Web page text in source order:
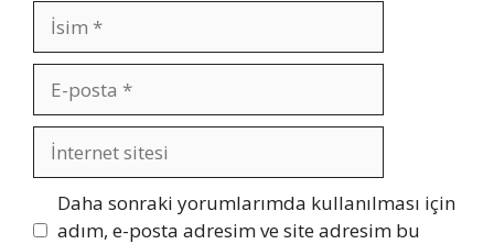
İsim
posta
İnternet
sitesi
Daha sonraki yorumlarımda kullanılması için
adım, e-posta adresim ve site adresim bu